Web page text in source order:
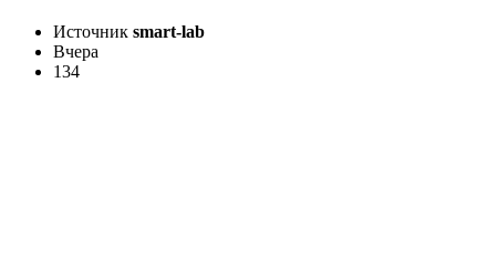
Источник smart-lab
Вчера
134